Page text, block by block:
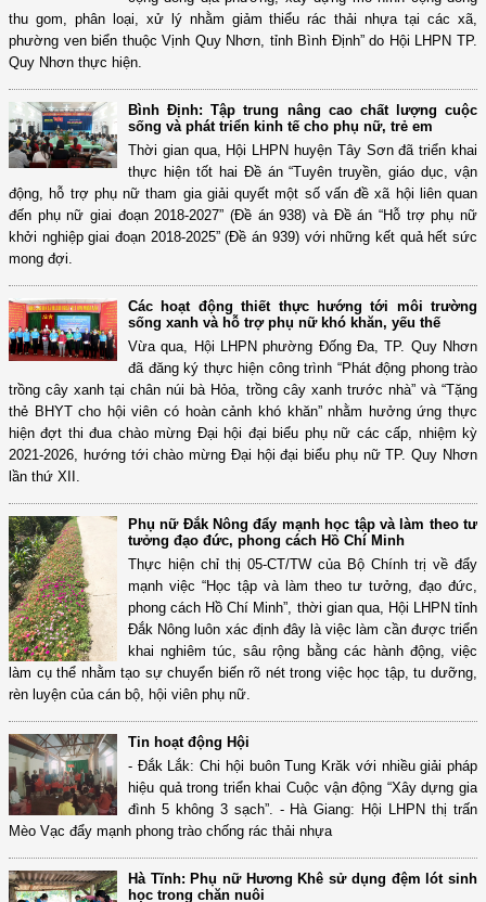
thu gom, phân loại, xử lý nhằm giảm thiểu rác thải nhựa tại các xã,
phường ven biển thuộc Vịnh Quy Nhơn, tỉnh Bình Định” do Hội LHPN TP.
Quy Nhơn thực hiện.
Bình Định: Tập trung nâng cao chất lượng cuộc
sống và phát triển kinh tế cho phụ nữ, trẻ em
Thời gian qua, Hội LHPN huyện Tây Sơn đã triển khai
thực hiện tốt hai Đề án “Tuyên truyền, giáo dục, vận
động, hỗ trợ phụ nữ tham gia giải quyết một số vấn đề xã hội liên quan
đến phụ nữ giai đoạn 2018-2027” (Đề án 938) và Đề án “Hỗ trợ phụ nữ
khởi nghiệp giai đoạn 2018-2025” (Đề án 939) với những kết quả hết sức
mong đợi.
Các hoạt động thiết thực hướng tới môi trường
sống xanh và hỗ trợ phụ nữ khó khăn, yếu thế
Vừa qua, Hội LHPN phường Đống Đa, TP. Quy Nhơn
đã đăng ký thực hiện công trình “Phát động phong trào
trồng cây xanh tại chân núi bà Hỏa, trồng cây xanh trước nhà” và “Tặng
thẻ BHYT cho hội viên có hoàn cảnh khó khăn” nhằm hưởng ứng thực
hiện đợt thi đua chào mừng Đại hội đại biểu phụ nữ các cấp, nhiệm kỳ
2021-2026, hướng tới chào mừng Đại hội đại biểu phụ nữ TP. Quy Nhơn
lần thứ XII.
Phụ nữ Đắk Nông đẩy mạnh học tập và làm theo tư
tưởng đạo đức, phong cách Hồ Chí Minh
Thực hiện chỉ thị 05-CT/TW của Bộ Chính trị về đẩy
mạnh việc “Học tập và làm theo tư tưởng, đạo đức,
phong cách Hồ Chí Minh”, thời gian qua, Hội LHPN tỉnh
Đắk Nông luôn xác định đây là việc làm cần được triển
khai nghiêm túc, sâu rộng bằng các hành động, việc
làm cụ thể nhằm tạo sự chuyển biến rõ nét trong việc học tập, tu dưỡng,
rèn luyện của cán bộ, hội viên phụ nữ.
Tin hoạt động Hội
- Đắk Lắk: Chi hội buôn Tung Krăk với nhiều giải pháp
hiệu quả trong triển khai Cuộc vận động “Xây dựng gia
đình 5 không 3 sạch”. - Hà Giang: Hội LHPN thị trấn
Mèo Vạc đẩy mạnh phong trào chống rác thải nhựa
Hà Tĩnh: Phụ nữ Hương Khê sử dụng đệm lót sinh
học trong chăn nuôi